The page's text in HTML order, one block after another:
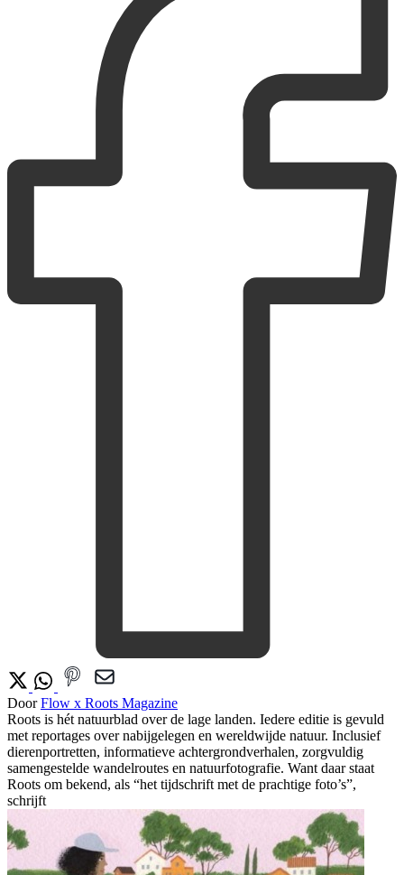
Door Flow x Roots Magazine
Roots is hét natuurblad over de lage landen. Iedere editie is gevuld
met reportages over nabijgelegen en wereldwijde natuur. Inclusief
dierenportretten, informatieve achtergrondverhalen, zorgvuldig
samengestelde wandelroutes en natuurfotografie. Want daar staat
Roots om bekend, als “het tijdschrift met de prachtige foto’s”,
schrijft